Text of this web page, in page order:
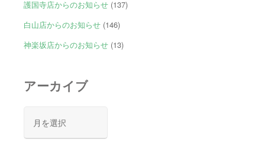
護国寺店からのお知らせ(137)
白山店からのお知らせ(146)
神楽坂店からのお知らせ(13)
アーカイブ
カ